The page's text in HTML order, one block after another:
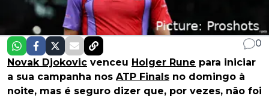
0
Novak Djokovic venceu Holger Rune para iniciar
a sua campanha nos ATP Finals no domingo à
noite, mas é seguro dizer que, por vezes, não foi